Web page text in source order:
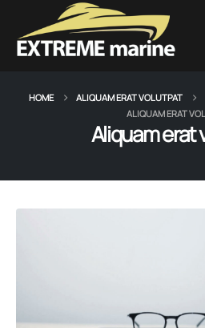
HOME ALIQUAM ERAT VOLUTPAT
ALIQUAM ERAT
Aliquam erat